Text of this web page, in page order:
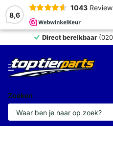
8,6
1043
Direct bereikbaar
Direct bereikbaar
Zoeken